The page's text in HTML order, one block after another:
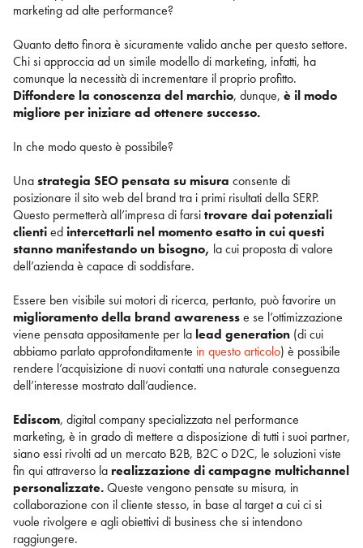
marketing ad alte performance?
Quanto detto finora è sicuramente valido anche per questo settore.
Chi si approccia ad un simile modello di marketing, infatti, ha
comunque la necessità di incrementare il proprio profitto.
Diffondere la conoscenza del marchio, dunque, è il modo
migliore per iniziare ad ottenere successo.
In che modo questo è possibile?
Unastrategia SEO pensata su misura consente di
posizionare il sito web del brand tra i primi risultati della SERP.
Questo permetterà all’impresa di farsitrovare dai potenziali
clientied intercettarli nel momento esatto in cui questi
stanno manifestando un bisogno, la cui proposta di valore
dell’azienda è capace di soddisfare.
Essere ben visibile sui motori di ricerca, pertanto, può favorire un
miglioramento della brand awarenesse se l’ottimizzazione
viene pensata appositamente per la lead generation (di cui
abbiamo parlato approfonditamente in questo articolo) è possibile
rendere l’acquisizione di nuovi contatti una naturale conseguenza
dell’interesse mostrato dall’audience.
Ediscom, digital company specializzata nel performance
marketing, è in grado di mettere a disposizione di tutti i suoi partner,
siano essi rivolti ad un mercato B2B, B2C o D2C, le soluzioni viste
fin qui attraverso larealizzazione di campagne multichannel
personalizzate.Queste vengono pensate su misura, in
collaborazione con il cliente stesso, in base al target a cui ci si
vuole rivolgere e agli obiettivi di business che si intendono
raggiungere.